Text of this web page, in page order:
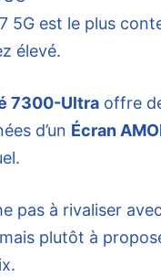
5G est le plus
élevé.
7300-Ultraoffre
d’un Écran
pas à rivaliser
plutôt à